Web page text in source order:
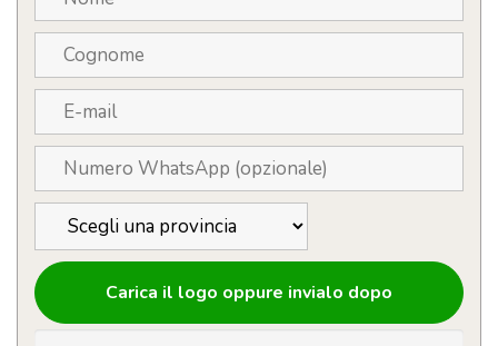
con
LOGO
quantità
Carica il logo oppure invialo dopo